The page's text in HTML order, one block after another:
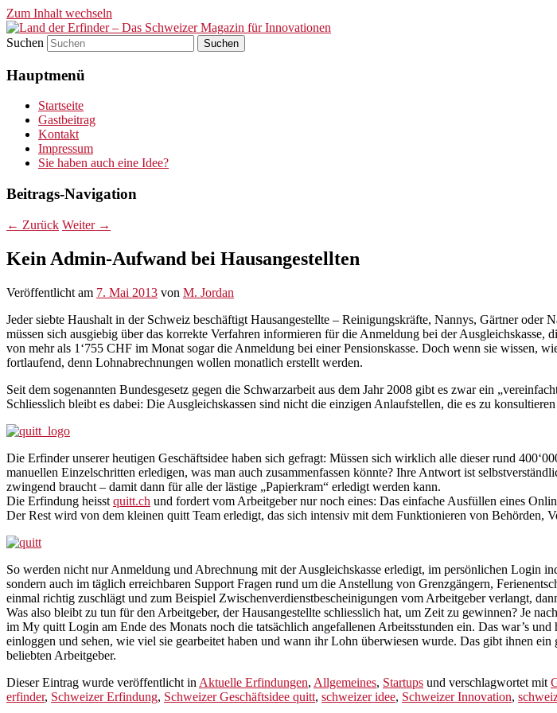
Zum Inhalt wechseln
Land der Erfinder – Das Schweizer Magazin für
Suchen
Hauptmenü
Startseite
Gastbeitrag
Kontakt
Impressum
Sie haben auch eine Idee?
Beitrags-Navigation
← Zurück Weiter →
Kein Admin-Aufwand bei Hausangestellten
Veröffentlicht am 7. Mai 2013 von M. Jordan
Jeder siebte Haushalt in der Schweiz beschäftigt Hausangestellte – Reinigungskräfte, Nannys, Gärtner
müssen sich ausgiebig über das korrekte Verfahren informieren für die Anmeldung bei der
von mehr als 1‘755 CHF im Monat sogar die Anmeldung bei einer Pensionskasse. Doch wenn sie wissen,
fortlaufend, denn Lohnabrechnungen wollen monatlich erstellt werden.
Seit dem sogenannten Bundesgesetz gegen die Schwarzarbeit aus dem Jahr 2008 gibt es zwar ein
Schliesslich bleibt es dabei: Die Ausgleichskassen sind nicht die einzigen Anlaufstellen, die es zu
Die Erfinder unserer heutigen Geschäftsidee haben sich gefragt: Müssen sich wirklich alle dieser rund
manuellen Einzelschritten erledigen, was man auch zusammenfassen könnte? Ihre Antwort ist
zwingend braucht – damit dann für alle der lästige „Papierkram“ erledigt werden kann.
Die Erfindung heisst quitt.ch und fordert vom Arbeitgeber nur noch eines: Das einfache Ausfüllen eines
Der Rest wird von dem kleinen quitt Team erledigt, das sich intensiv mit dem Funktionieren von Behörden,
So werden nicht nur Anmeldung und Abrechnung mit der Ausgleichskasse erledigt, im persönlichen Login
sondern auch im täglich erreichbaren Support Fragen rund um die Anstellung von Grenzgängern,
einmal richtig zuschlägt und zum Beispiel Zwischenverdienstbescheinigungen vom Arbeitgeber verlangt,
Was also bleibt zu tun für den Arbeitgeber, der Hausangestellte schliesslich hat, um Zeit zu gewinnen? Je
im My quitt Login am Ende des Monats noch die tatsächlich angefallenen Arbeitsstunden ein. Das war’s
einloggen und sehen, wie viel sie gearbeitet haben und wann ihr Lohn überwiesen wurde. Das gibt ihnen
beliebten Arbeitgeber.
Dieser Eintrag wurde veröffentlicht in Aktuelle Erfindungen, Allgemeines, Startups und verschlagwortet mit
erfinder, Schweizer Erfindung, Schweizer Geschäftsidee quitt, schweizer idee, Schweizer Innovation,